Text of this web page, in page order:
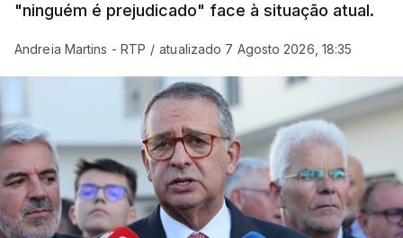
"ninguém é prejudicado" face à situação atual.
Andreia Martins - RTP / atualizado 7 Agosto 2026, 18:35